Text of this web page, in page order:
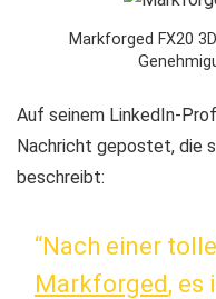
Markforged FX20
Auf seinem LinkedIn-
Nachricht gepostet, die
beschreibt:
“Nach einer
Markforged, es